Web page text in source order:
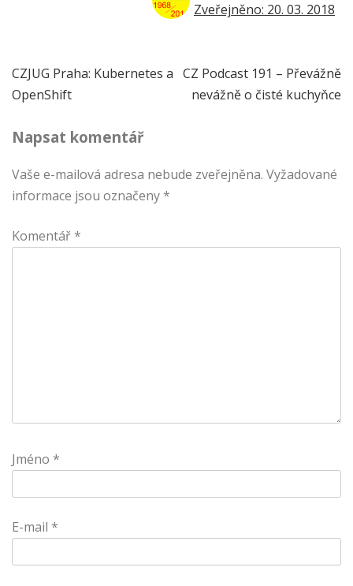
Zveřejněno: 20. 03. 2018
Navigace
pro
příspěvek
CZJUG Praha: Kubernetes a
OpenShift
CZ Podcast 191 – Převážně
nevážně o čisté kuchyňce
Napsat komentář
Vaše e-mailová adresa nebude zveřejněna. Vyžadované
informace jsou označeny *
Komentář *
Jméno *
E-mail *